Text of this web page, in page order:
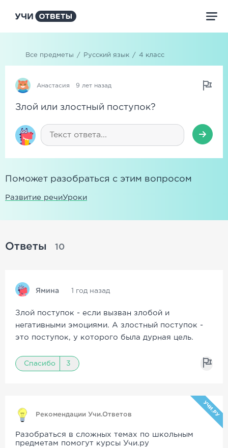
Все предметы / Русский язык / 4 класс
Анастасия 9 лет назад
Злой или злостный поступок?
Поможет разобраться с этим вопросом
Развитие речиУроки
Ответы 10
Ямина 1 год назад
Злой поступок - если вызван злобой и
негативными эмоциями. А злостный поступок -
это поступок, у которого была дурная цель.
Спасибо 3
Рекомендации Учи.Ответов УЧИ.РУ
Разобраться в сложных темах по школьным
предметам помогут курсы Учи.ру